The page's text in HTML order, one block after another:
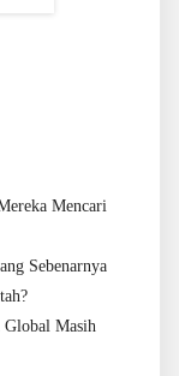
Mencari
Sebenarnya
Global Masih